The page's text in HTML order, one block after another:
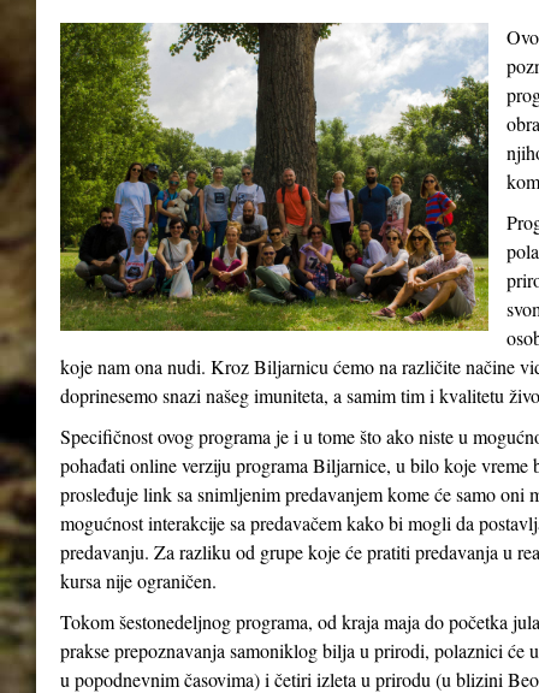
koje nam ona nudi. Kroz Biljarnicu ćemo na različite načine
doprinesemo snazi našeg imuniteta, a samim tim i kvalitetu
Specifičnost ovog programa je i u tome što ako niste u
pohađati online verziju programa Biljarnice, u bilo koje vreme
prosleđuje link sa snimljenim predavanjem kome će samo
mogućnost interakcije sa predavačem kako bi mogli da
predavanju. Za razliku od grupe koje će pratiti predavanja u
kursa nije ograničen.
Tokom šestonedeljnog programa, od kraja maja do početka
prakse prepoznavanja samoniklog bilja u prirodi, polaznici će
u popodnevnim časovima) i četiri izleta u prirodu (u blizini